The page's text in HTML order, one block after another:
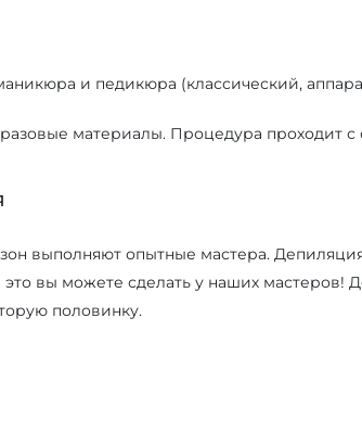
и педикюра (классический,
материалы. Процедура
выполняют опытные мастера. Депиляция
вы можете сделать у наших мастеров!
половинку.